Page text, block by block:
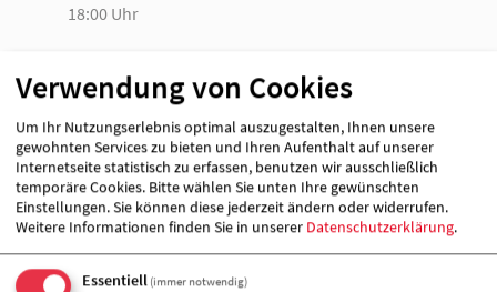
18:00 Uhr
Veranstalter &
Veranstaltungort
Verwendung von Cookies
Um Ihr Nutzungserlebnis optimal auszugestalten, Ihnen unsere
gewohnten Services zu bieten und Ihren Aufenthalt auf unserer
Internetseite statistisch zu erfassen, benutzen wir ausschließlich
temporäre Cookies. Bitte wählen Sie unten Ihre gewünschten
Einstellungen. Sie können diese jederzeit ändern oder widerrufen.
Weitere Informationen finden Sie in unserer Datenschutzerklärung.
Essentiell (immer notwendig)